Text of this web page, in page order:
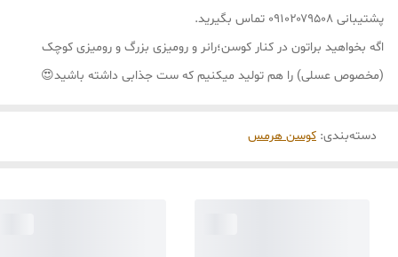
پشتیبانی ۰۹۱۰۲۰۷۹۵۰۸ تماس بگیرید.
اگه بخواهید براتون در کنار کوسن؛رانر و رومیزی بزرگ و رومیزی کوچک
(مخصوص عسلی) را هم تولید میکنیم که ست جذابی داشته باشید😍
دسته‌بندی: کوسن هرمس